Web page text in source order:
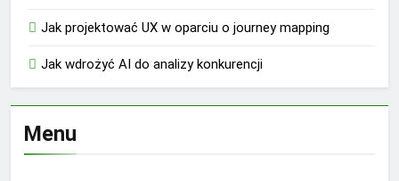
Jak projektować UX w oparciu o journey mapping
Jak wdrożyć AI do analizy konkurencji
Menu